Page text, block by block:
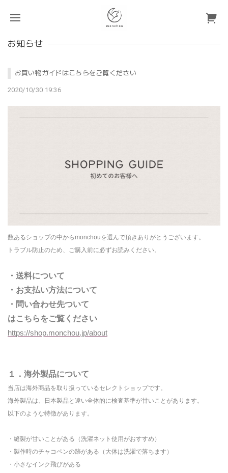
お知らせ
お買い物ガイドはこちらをご覧ください
2020/10/30 19:36
数あるショップの中からmonchouを選んで頂きありがとうございます。
トラブル防止のため、ご購入前に必ずお読みください。
・送料について
・お支払い方法について
・問い合わせ先ついて
はこちらをご覧ください
https://shop.monchou.jp/about
１．海外製品について
当店は海外商品を取り扱っているセレクトショップです。
海外製品は、日本製品と違い全体的に検査基準が甘いことがあります。
以下のような特徴があります。
・縫製が甘いことがある（洗濯ネット使用がおすすめ）
・製作時のチャコペンの跡がある（大体は洗濯で落ちます）
・小さなインク飛びがある